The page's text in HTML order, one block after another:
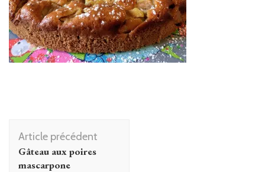
Navigation
d'article
Article précédent
Gâteau aux poires
mascarpone